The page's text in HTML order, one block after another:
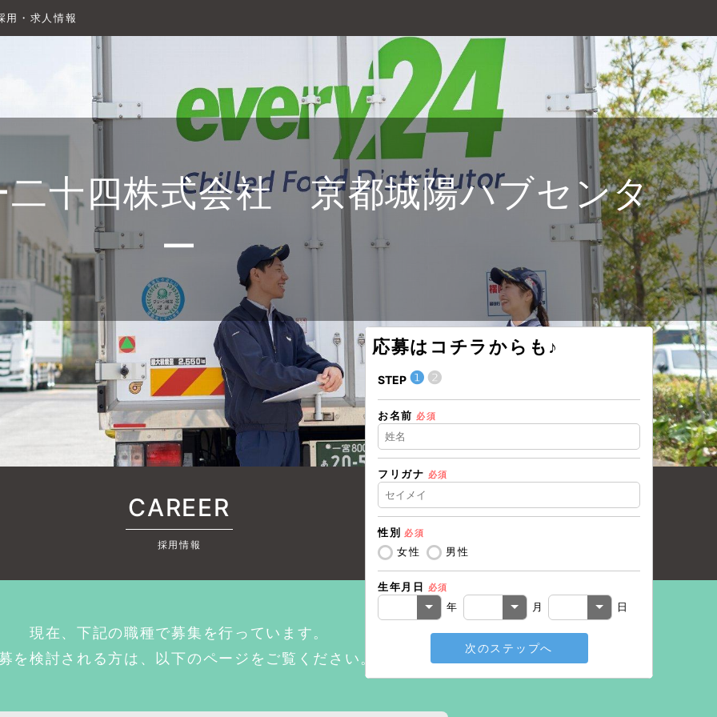
・求人情報
二十四株式会社 京都城陽ハブセンタ
ー
応募はコチラからも♪
STEP ❶❷
お名前 必須
フリガナ 必須
性別 必須
女性 男性
生年月日 必須
年 月 日
次のステップへ
STEP❶❷
住所（都道
CAREER
採用情報
現在、下記の職種で募集を行っています。
を検討される方は、以下のページをご覧ください。